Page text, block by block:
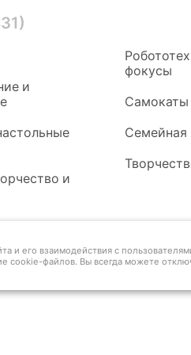
и
и
фокусы
Самокаты
Семейная
и его взаимодействия с
cookie-файлов. Вы всегда можете